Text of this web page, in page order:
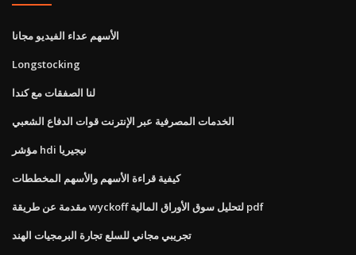
الأسهم عداء الفيديو مجانا
Longstocking
لنا الصفقات مع كندا
الخدمات المصرفية عبر الإنترنت قوات الدفاع الشعبي
مؤشر hdi نيجيريا
كيفية قراءة الأسهم والأسهم المخططات
مقدمة عن طريقة wyckoff لتحليل سوق الأوراق المالية pdf
تجريبي مجاني للسلع تجارة البرمجيات الهند